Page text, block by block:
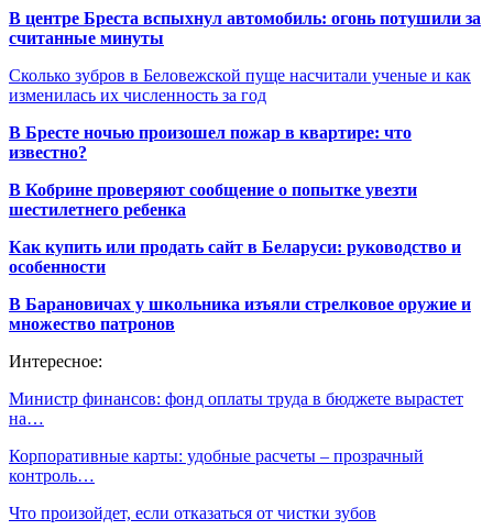
В центре Бреста вспыхнул автомобиль: огонь потушили за
считанные минуты
Сколько зубров в Беловежской пуще насчитали ученые и как
изменилась их численность за год
В Бресте ночью произошел пожар в квартире: что
известно?
В Кобрине проверяют сообщение о попытке увезти
шестилетнего ребенка
Как купить или продать сайт в Беларуси: руководство и
особенности
В Барановичах у школьника изъяли стрелковое оружие и
множество патронов
Интересное:
Министр финансов: фонд оплаты труда в бюджете вырастет
на…
Корпоративные карты: удобные расчеты – прозрачный
контроль…
Что произойдет, если отказаться от чистки зубов